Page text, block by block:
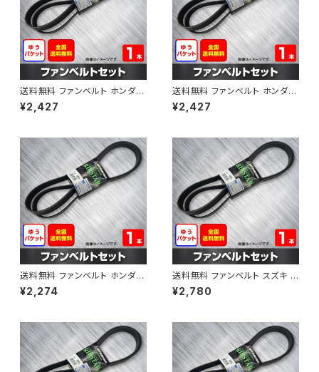
送料無料 ファンベルト ホンダ
ゼスト 型式JE1 H18.03～H24.
11 （国内トップメーカー） 1本 H
¥2,427
送料無料 ファンベルト ホンダ ラ
イフ 型式JB6 H15.09～H20.1
1 （国内トップメーカー） 1本 HA
¥2,427
送料無料 ファンベルト ホンダ フ
ィット 型式GE6 H19.10～H25.
09 （国内トップメーカー） 1本 H
¥2,274
送料無料 ファンベルト スズキ ス
ペーシア 型式MK32S H25.03
～H30.02 （国内トップメーカ
¥2,780